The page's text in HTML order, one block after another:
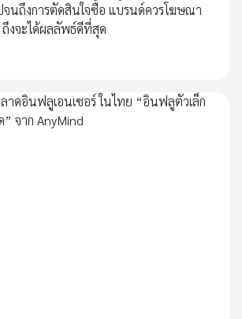
จนถึงการตัดสินใจซื้อ แบรนด์ควรโฆษณา
งจะได้ผลลัพธ์ดีที่สุด